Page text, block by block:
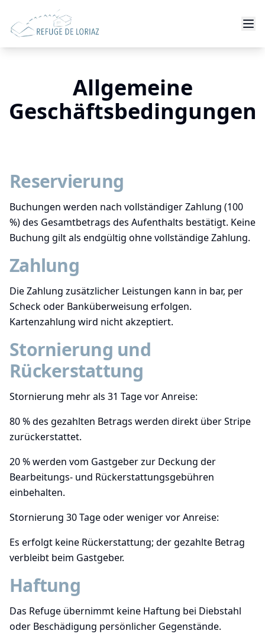
Allgemeine
Geschäftsbedingungen
Reservierung
Buchungen werden nach vollständiger Zahlung (100
%) des Gesamtbetrags des Aufenthalts bestätigt. Keine
Buchung gilt als endgültig ohne vollständige Zahlung.
Zahlung
Die Zahlung zusätzlicher Leistungen kann in bar, per
Scheck oder Banküberweisung erfolgen.
Kartenzahlung wird nicht akzeptiert.
Stornierung und
Rückerstattung
Stornierung mehr als 31 Tage vor Anreise:
80 % des gezahlten Betrags werden direkt über Stripe
zurückerstattet.
20 % werden vom Gastgeber zur Deckung der
Bearbeitungs- und Rückerstattungsgebühren
einbehalten.
Stornierung 30 Tage oder weniger vor Anreise:
Es erfolgt keine Rückerstattung; der gezahlte Betrag
verbleibt beim Gastgeber.
Haftung
Das Refuge übernimmt keine Haftung bei Diebstahl
oder Beschädigung persönlicher Gegenstände.